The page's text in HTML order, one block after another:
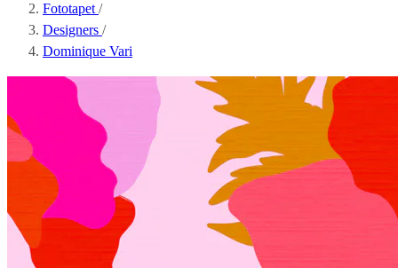
Fototapet /
Designers /
Dominique Vari